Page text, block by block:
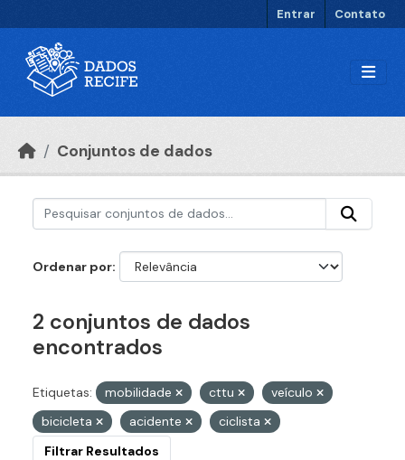
Entrar Contato
Conjuntos de dados
Ordenar por
2 conjuntos de dados
encontrados
Etiquetas: mobilidade cttu
veículo
bicicleta
acidente
ciclista
Filtrar Resultados